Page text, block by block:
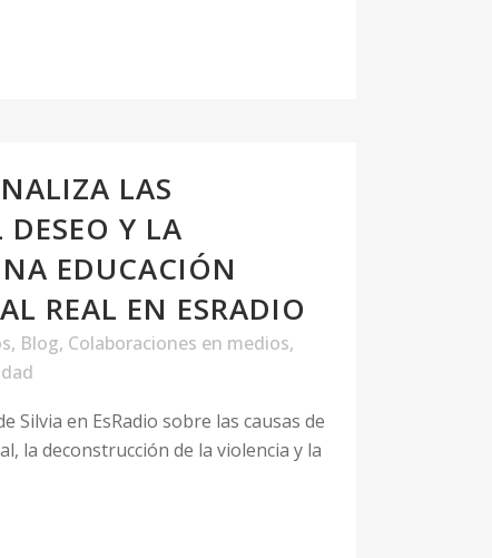
LAS
DESEO Y LA
EDUCACIÓN
REAL EN ESRADIO
, Blog, Colaboraciones en medios,
Silvia en EsRadio sobre las causas de
la deconstrucción de la violencia y la